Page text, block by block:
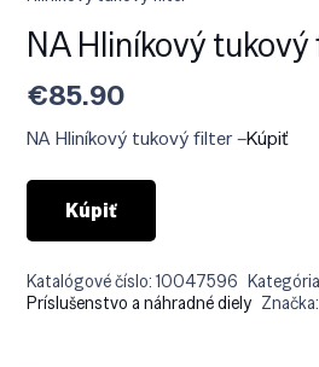
NA Hliníkový
€85.90
NA Hliníkový tukový filter –Kúpiť
Kúpiť
Katalógové číslo:10047596
Príslušenstvo a náhradné diely